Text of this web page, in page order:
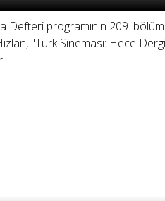
Defteri programının 209.
"Türk Sineması: Hece